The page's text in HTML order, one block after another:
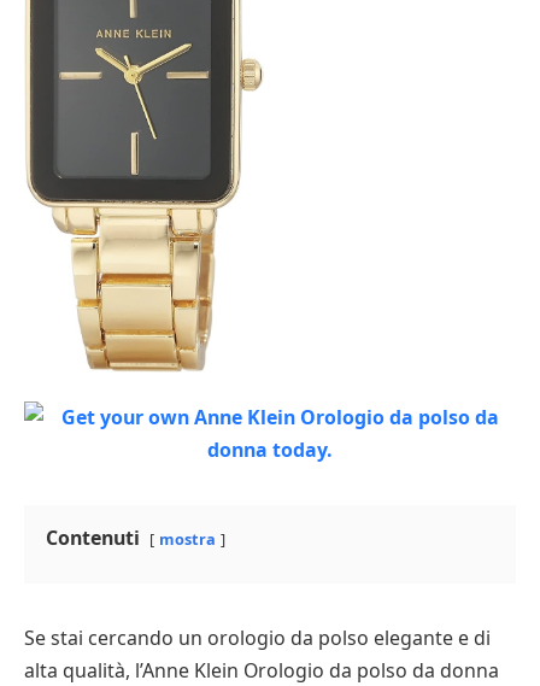
Contenuti mostra
Se stai cercando un orologio da polso elegante e di
alta qualità, l’Anne Klein Orologio da polso da donna